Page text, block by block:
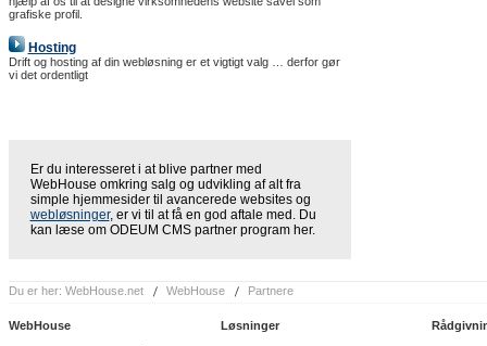
grafiske profil.
Hosting
Drift og hosting af din webløsning er et vigtigt valg … derfor gør
vi det ordentligt
Er du interesseret i at blive partner med
WebHouse omkring salg og udvikling af alt fra
simple hjemmesider til avancerede websites og
webløsninger, er vi til at få en god aftale med. Du
kan læse om ODEUM CMS partner program her.
Du er her: WebHouse.net WebHouse Partnere
WebHouse Løsninger